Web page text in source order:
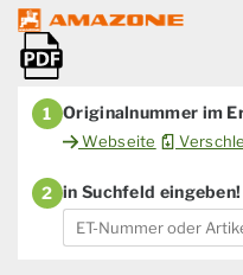
1 Originalnummer im
Webseite
2 in Suchfeld eingeben!